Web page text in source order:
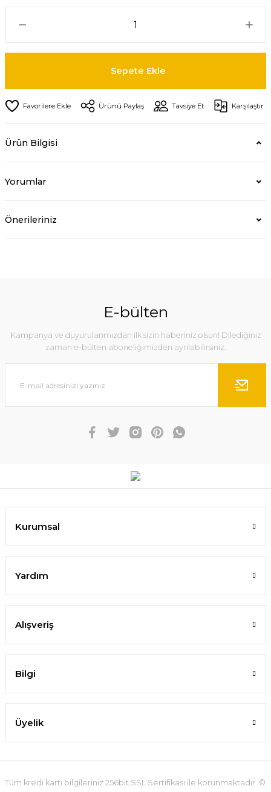
Sepete Ekle
Ürünü Paylaş Tavsiye Et Karşılaştır
Ürün Bilgisi
Yorumlar
Önerileriniz
E-bülten
Kampanya ve duyurularımızdan ilk sizin haberiniz olsun! Dilediğiniz
zaman e-bülten aboneliğimizden ayrılabilirsiniz.
Kurumsal
Yardım
Alışveriş
Bilgi
Üyelik
Tüm kredi kartı bilgileriniz 256bit SSL Sertifikası ile korunmaktadır. ©